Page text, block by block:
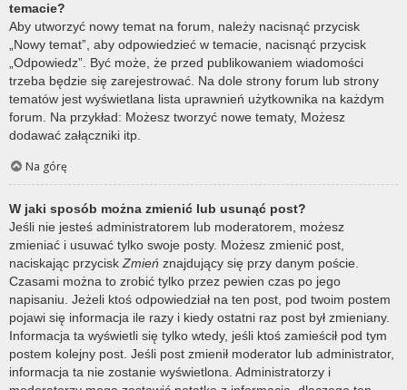
temacie?
Aby utworzyć nowy temat na forum, należy nacisnąć przycisk
„Nowy temat”, aby odpowiedzieć w temacie, nacisnąć przycisk
„Odpowiedz”. Być może, że przed publikowaniem wiadomości
trzeba będzie się zarejestrować. Na dole strony forum lub strony
tematów jest wyświetlana lista uprawnień użytkownika na każdym
forum. Na przykład: Możesz tworzyć nowe tematy, Możesz
dodawać załączniki itp.
Na górę
W jaki sposób można zmienić lub usunąć post?
Jeśli nie jesteś administratorem lub moderatorem, możesz
zmieniać i usuwać tylko swoje posty. Możesz zmienić post,
naciskając przycisk Zmień znajdujący się przy danym poście.
Czasami można to zrobić tylko przez pewien czas po jego
napisaniu. Jeżeli ktoś odpowiedział na ten post, pod twoim postem
pojawi się informacja ile razy i kiedy ostatni raz post był zmieniany.
Informacja ta wyświetli się tylko wtedy, jeśli ktoś zamieścił pod tym
postem kolejny post. Jeśli post zmienił moderator lub administrator,
informacja ta nie zostanie wyświetlona. Administratorzy i